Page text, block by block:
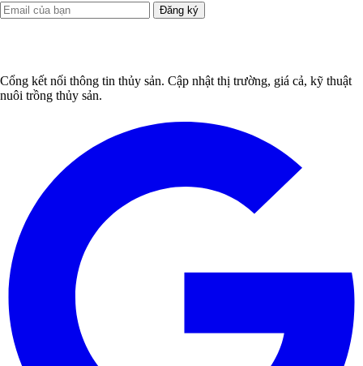
Đăng ký
Cổng kết nối thông tin thủy sản. Cập nhật thị trường, giá cả, kỹ thuật
nuôi trồng thủy sản.